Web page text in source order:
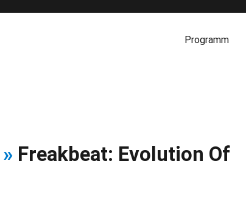
Programm
» Freakbeat: Evolution Of